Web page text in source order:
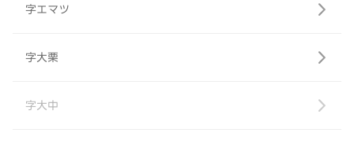
字エマツ
字大栗
字大中